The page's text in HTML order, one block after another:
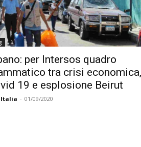
per Intersos quadro
tra crisi economica,
19 e esplosione Beirut
- 01/09/2020